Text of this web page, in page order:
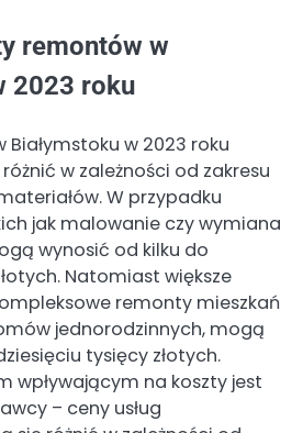
remontów w
2023 roku
w 2023 roku
w zależności od zakresu
W przypadku
jak malowanie czy wymiana
wynosić od kilku do
Natomiast większe
remonty mieszkań
jednorodzinnych, mogą
tysięcy złotych.
wpływającym na koszty jest
– ceny usług